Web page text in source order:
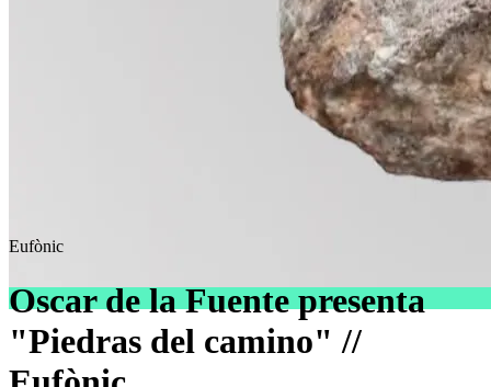
Eufònic
Oscar de la Fuente presenta
"Piedras del camino" //